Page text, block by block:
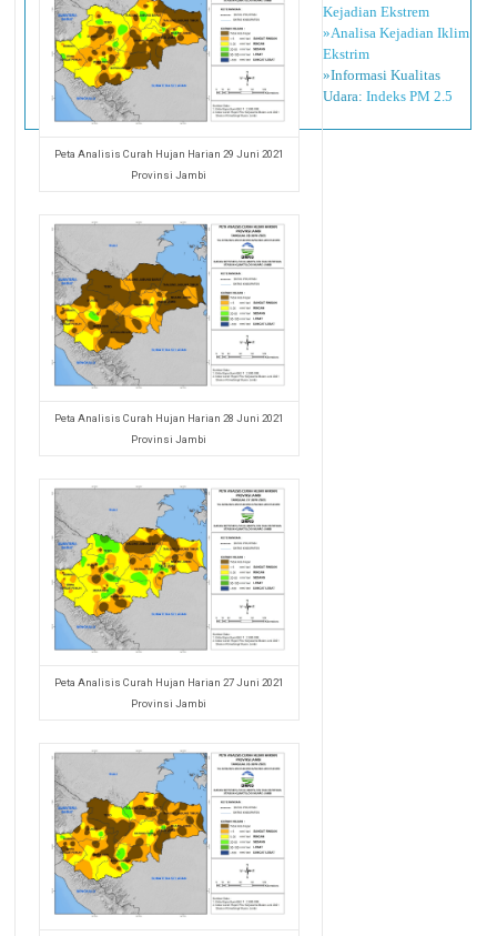
Peta Analisis Curah Hujan Harian 29 Juni 2021
Provinsi Jambi
Peta Analisis Curah Hujan Harian 28 Juni 2021
Provinsi Jambi
Peta Analisis Curah Hujan Harian 27 Juni 2021
Provinsi Jambi
Kejadian Ekstrem
»Analisa Kejadian Iklim
Ekstrim
»Informasi Kualitas
Udara: Indeks PM 2.5